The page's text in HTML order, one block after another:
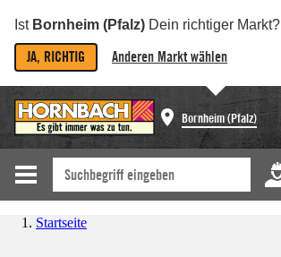
Ist Bornheim (Pfalz) Dein richtiger Markt?
JA, RICHTIG Anderen Markt wählen
Bornheim (Pfalz)
Startseite